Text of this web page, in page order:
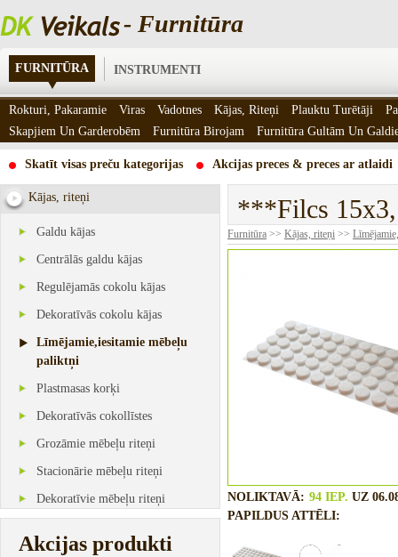
- Furnitūra
FURNITŪRA INSTRUMENTI
Skatīt visas preču kategorijas Akcijas preces & preces ar atlaidi
Kājas, riteņi
Galdu kājas
Centrālās galdu kājas
Regulējamās cokolu kājas
Dekoratīvās cokolu kājas
Līmējamie,iesitamie mēbeļu
paliktņi
Plastmasas korķi
Dekoratīvās cokollīstes
Grozāmie mēbeļu riteņi
Stacionārie mēbeļu riteņi
Dekoratīvie mēbeļu riteņi
Akcijas produkti
***Filcs
Furnitūra >> Kājas, riteņi >>
NOLIKTAVĀ: 94 IEP. UZ
PAPILDUS ATTĒLI:
Rokturi, Pakaramie Viras Vadotnes Kājas, Riteņi Plauktu Turētāji
Skapjiem Un Garderobēm
Furnitūra Birojam Furnitūra Gultām Un